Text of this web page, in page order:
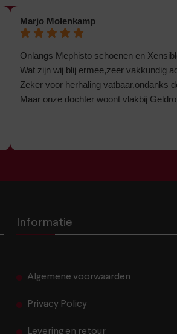
Marjo Molenkamp
Onlangs Mephisto schoenen en
Wat zijn wij blij ermee,zeer vakkundig
Zeker voor herhaling vatbaar,ondanks
Maar onze dochter woont vlakbij
Informatie
Algemene voorwaarden
Privacy Policy
Levering en retour